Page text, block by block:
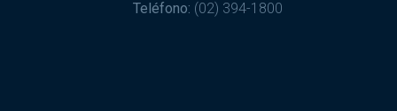
Teléfono: (02) 394-1800